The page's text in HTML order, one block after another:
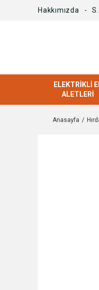
Hakkımızda
ELEKTRIKLI
ALETLERI
Anasayfa